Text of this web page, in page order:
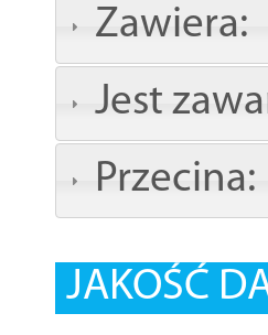
Zawiera:
Jest
Przecina:
JAKOŚĆ